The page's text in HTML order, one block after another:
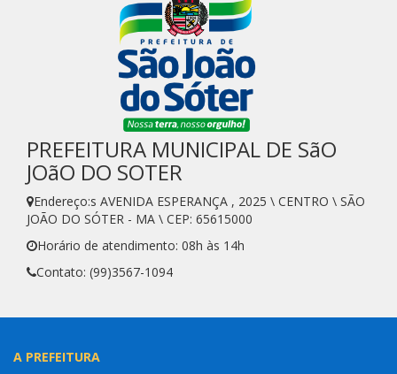
PREFEITURA MUNICIPAL DE SãO
JOãO DO SOTER
Endereço:s AVENIDA ESPERANÇA , 2025 \ CENTRO \ SÃO
JOÃO DO SÓTER - MA \ CEP: 65615000
Horário de atendimento: 08h às 14h
Contato: (99)3567-1094
A PREFEITURA